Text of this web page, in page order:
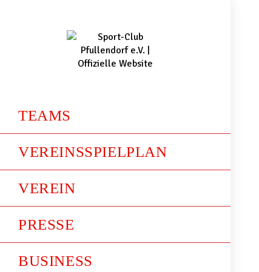
TEAMS
VEREINSSPIELPLAN
VEREIN
PRESSE
BUSINESS